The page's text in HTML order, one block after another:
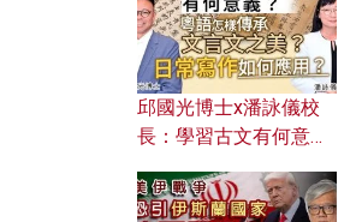
何盤算？
邱國光博士x潘詠儀校
長：學習古文有何意
文之美？ 日常寫作如何